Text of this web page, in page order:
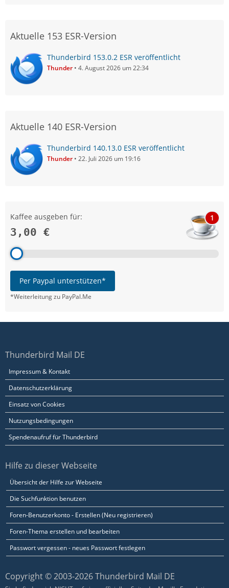
Aktuelle 153 ESR-Version
Thunderbird 153.0.2 ESR veröffentlicht
Thunder 4. August 2026 um 22:34
Aktuelle 140 ESR-Version
Thunderbird 140.13.0 ESR veröffentlicht
Thunder 22. Juli 2026 um 19:16
Kaffee ausgeben für:
3,00 €
1
Per Paypal unterstützen*
*Weiterleitung zu PayPal.Me
Thunderbird Mail DE
Impressum & Kontakt
Datenschutzerklärung
Einsatz von Cookies
Nutzungsbedingungen
Spendenaufruf für Thunderbird
Hilfe zu dieser Webseite
Übersicht der Hilfe zur Webseite
Die Suchfunktion benutzen
Foren-Benutzerkonto - Erstellen (Neu registrieren)
Foren-Thema erstellen und bearbeiten
Passwort vergessen - neues Passwort festlegen
Copyright © 2003-2026 Thunderbird Mail DE